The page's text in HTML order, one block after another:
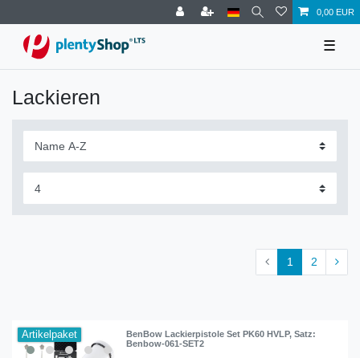
0,00 EUR
☰
Lackieren
1 2
Artikelpaket BenBow Lackierpistole Set PK60 HVLP, Satz:
Benbow-061-SET2